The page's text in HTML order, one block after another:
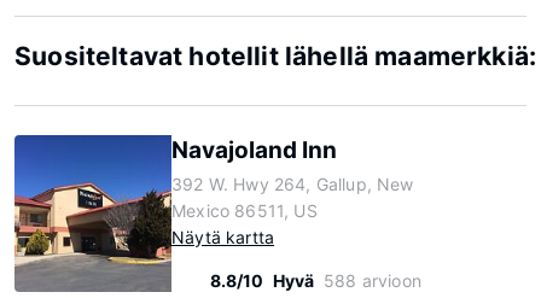
Suositeltavat hotellit lähellä
Navajoland Inn
392 W. Hwy 264, Gallup, New
Mexico 86511, US
Näytä kartta
8.8/10 Hyvä 588 arvioon